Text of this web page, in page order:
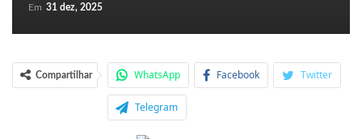
Em 31 dez, 2025
Compartilhar WhatsApp Facebook Twitter
Telegram